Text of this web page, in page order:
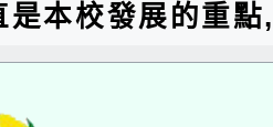
是本校發展的重點